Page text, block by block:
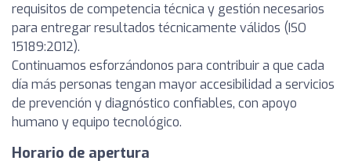
requisitos de competencia técnica y gestión necesarios
para entregar resultados técnicamente válidos (ISO
15189:2012).
Continuamos esforzándonos para contribuir a que cada
día más personas tengan mayor accesibilidad a servicios
de prevención y diagnóstico confiables, con apoyo
humano y equipo tecnológico.
Horario de apertura